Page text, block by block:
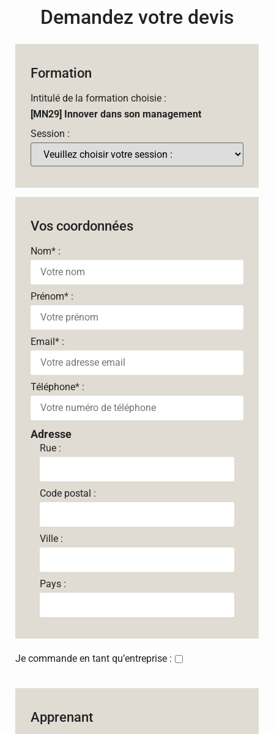
Demandez votre devis
Formation
Intitulé de la formation choisie :
[MN29] Innover dans son management
Session :
Vos coordonnées
Nom* :
Prénom* :
Email* :
Téléphone* :
Adresse
Rue :
Code postal :
Ville :
Pays :
Je commande en tant qu’entreprise :
Apprenant